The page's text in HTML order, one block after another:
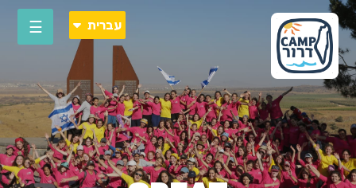
Please
note:
This
website
includes
an
accessibility
system.
עברית